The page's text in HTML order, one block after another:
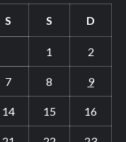
S S D
1 2
7 8 9
14 15 16